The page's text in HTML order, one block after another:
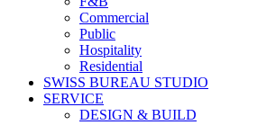
Commercial
Public
Hospitality
Residential
SWISS BUREAU STUDIO
SERVICE
DESIGN & BUILD